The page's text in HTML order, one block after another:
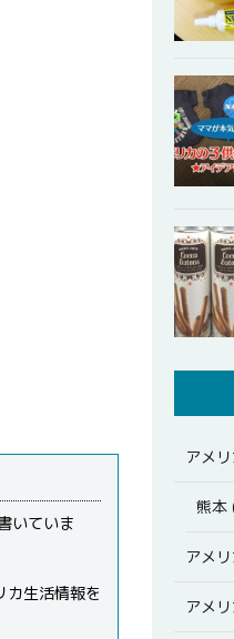
いていま
生活情報を
アメ
熊本
アメ
アメ